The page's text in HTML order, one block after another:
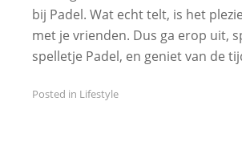
bij Padel. Wat echt telt, is het
met je vrienden. Dus ga erop uit,
spelletje Padel, en geniet van de
Posted in Lifestyle